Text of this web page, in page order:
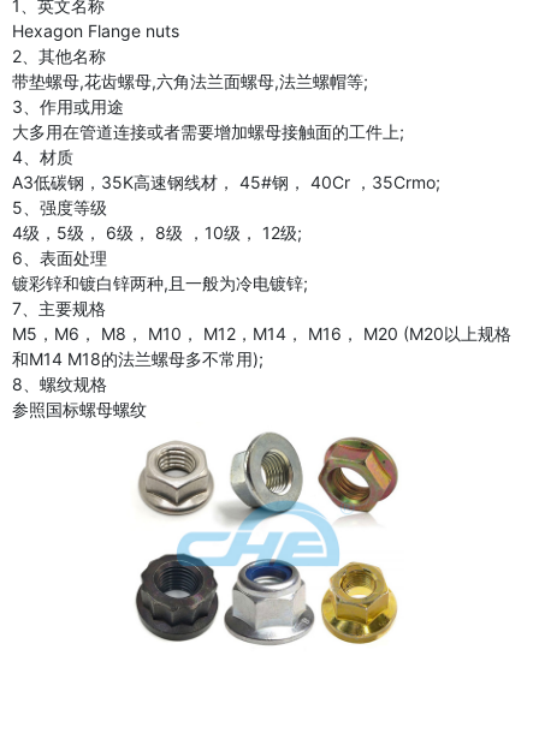
1、英文名称
Hexagon Flange nuts
2、其他名称
带垫螺母,花齿螺母,六角法兰面螺母,法兰螺帽等;
3、作用或用途
大多用在管道连接或者需要增加螺母接触面的工件上;
4、材质
A3低碳钢，35K高速钢线材， 45#钢， 40Cr ，35Crmo;
5、强度等级
4级，5级， 6级， 8级 ，10级， 12级;
6、表面处理
镀彩锌和镀白锌两种,且一般为冷电镀锌;
7、主要规格
M5，M6， M8， M10， M12，M14， M16， M20 (M20以上规格
和M14 M18的法兰螺母多不常用);
8、螺纹规格
参照国标螺母螺纹